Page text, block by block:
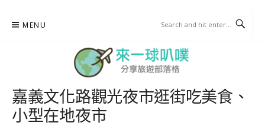
MENU
來一球叭噗
分享日本自助部落格
嘉義文化路觀光夜市逛街吃美食、
小型在地夜市